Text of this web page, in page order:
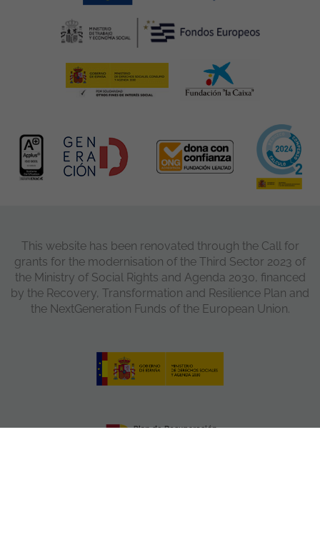
This website has been renovated through the Call for
grants for the modernisation of the Third Sector 2023 of
the Ministry of Social Rights and Agenda 2030, financed
by the Recovery, Transformation and Resilience Plan and
the NextGeneration Funds of the European Union.